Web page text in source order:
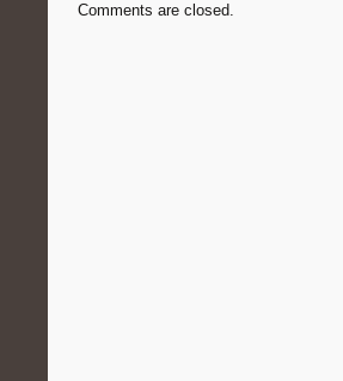
Comments are closed.